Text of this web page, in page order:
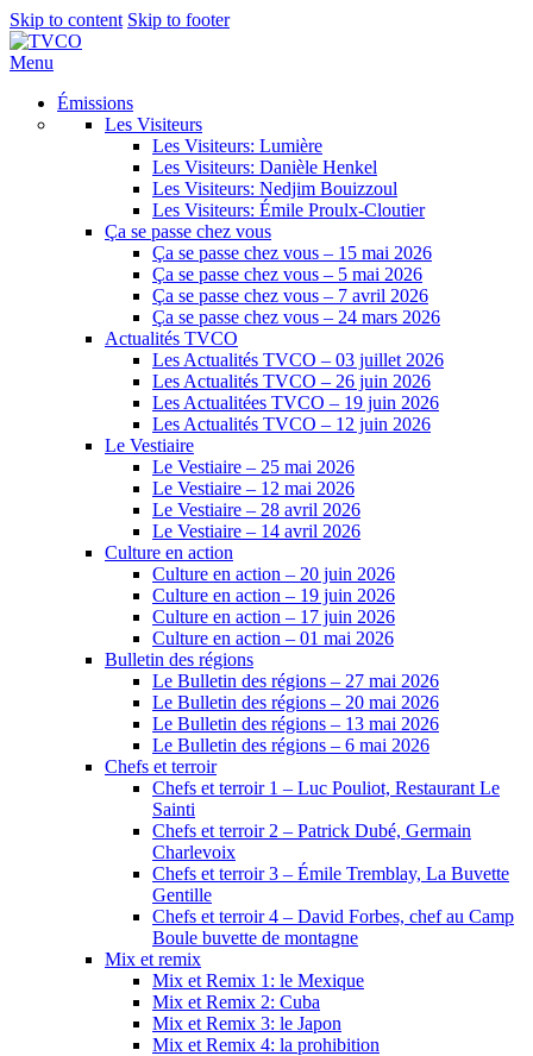
Skip to content Skip to footer
Menu
Émissions
Les Visiteurs
Les Visiteurs: Lumière
Les Visiteurs: Danièle Henkel
Les Visiteurs: Nedjim Bouizzoul
Les Visiteurs: Émile Proulx-Cloutier
Ça se passe chez vous
Ça se passe chez vous – 15 mai 2026
Ça se passe chez vous – 5 mai 2026
Ça se passe chez vous – 7 avril 2026
Ça se passe chez vous – 24 mars 2026
Actualités TVCO
Les Actualités TVCO – 03 juillet 2026
Les Actualités TVCO – 26 juin 2026
Les Actualitées TVCO – 19 juin 2026
Les Actualités TVCO – 12 juin 2026
Le Vestiaire
Le Vestiaire – 25 mai 2026
Le Vestiaire – 12 mai 2026
Le Vestiaire – 28 avril 2026
Le Vestiaire – 14 avril 2026
Culture en action
Culture en action – 20 juin 2026
Culture en action – 19 juin 2026
Culture en action – 17 juin 2026
Culture en action – 01 mai 2026
Bulletin des régions
Le Bulletin des régions – 27 mai 2026
Le Bulletin des régions – 20 mai 2026
Le Bulletin des régions – 13 mai 2026
Le Bulletin des régions – 6 mai 2026
Chefs et terroir
Chefs et terroir 1 – Luc Pouliot, Restaurant Le
Sainti
Chefs et terroir 2 – Patrick Dubé, Germain
Charlevoix
Chefs et terroir 3 – Émile Tremblay, La Buvette
Gentille
Chefs et terroir 4 – David Forbes, chef au Camp
Boule buvette de montagne
Mix et remix
Mix et Remix 1: le Mexique
Mix et Remix 2: Cuba
Mix et Remix 3: le Japon
Mix et Remix 4: la prohibition